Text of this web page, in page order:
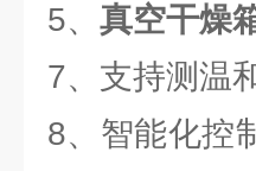
5、 真空干燥
7、支持测温
8、智能化控